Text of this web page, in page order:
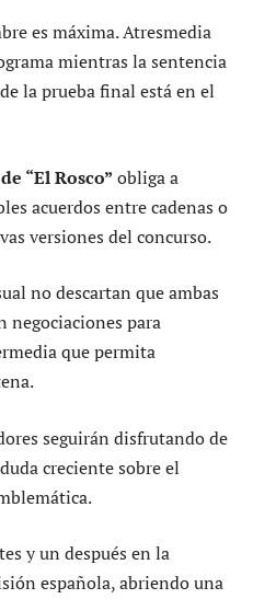
es máxima. Atresmedia
mientras la sentencia
la prueba final está en el
“El Rosco” obliga a
acuerdos entre cadenas o
versiones del concurso.
no descartan que ambas
negociaciones para
que permita
seguirán disfrutando de
creciente sobre el
y un después en la
española, abriendo una